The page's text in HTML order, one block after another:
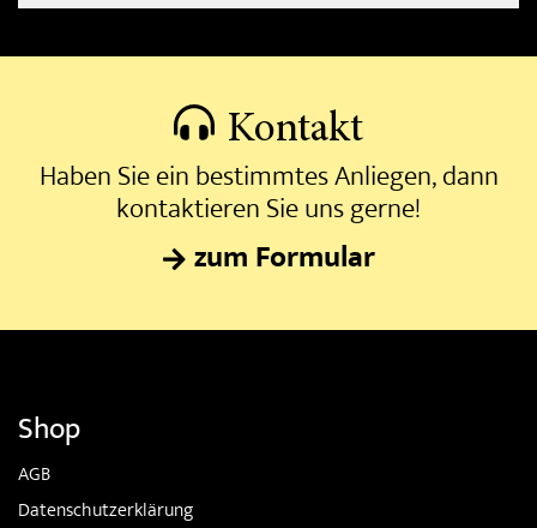
Kontakt
Haben Sie ein bestimmtes Anliegen, dann
kontaktieren Sie uns gerne!
zum Formular
Shop
AGB
Datenschutzerklärung